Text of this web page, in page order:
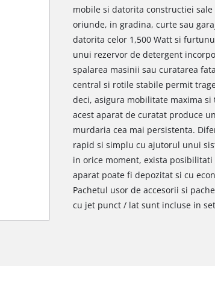
mobile si datorita constructiei
oriunde, in gradina, curte sau
datorita celor 1,500 Watt si
unui rezervor de detergent
spalarea masinii sau curatarea
central si rotile stabile permit
deci, asigura mobilitate maxima
acest aparat de curatat produce
murdaria cea mai persistenta.
rapid si simplu cu ajutorul unui
in orice moment, exista
aparat poate fi depozitat si cu
Pachetul usor de accesorii si
cu jet punct / lat sunt incluse in